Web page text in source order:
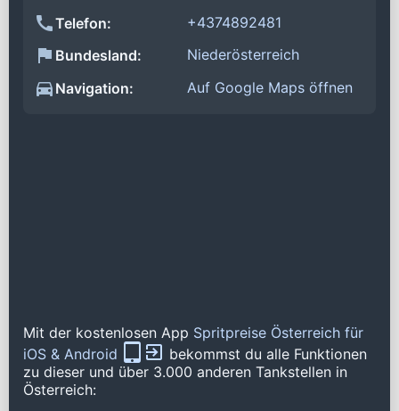
Telefon:
+4374892481
Bundesland:
Niederösterreich
Navigation:
Auf Google Maps öffnen
Mit der kostenlosen App Spritpreise Österreich für
iOS & Android
bekommst du alle Funktionen
zu dieser und über 3.000 anderen Tankstellen in
Österreich: